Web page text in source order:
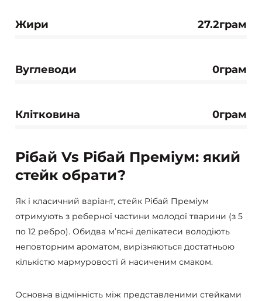
Жири 27.2грам
Вуглеводи 0грам
Клітковина 0грам
Рібай Vs Рібай Преміум: який
стейк обрати?
Як і класичний варіант, стейк Рібай Преміум
отримують з реберної частини молодої тварини (з 5
по 12 ребро). Обидва м’ясні делікатеси володіють
неповторним ароматом, вирізняються достатньою
кількістю мармуровості й насиченим смаком.
Основна відмінність між представленими стейками